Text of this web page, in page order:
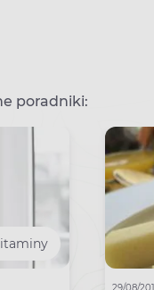
poradniki: